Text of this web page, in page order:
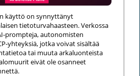
käyttö on synnyttänyt
tietoturvahaasteen. Verkossa
prompteja, autonomisten
yhteyksiä, jotka voivat sisältää
tai muuta arkaluonteista
eivät ole osanneet